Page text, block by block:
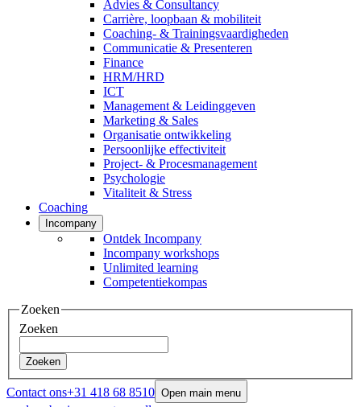
Advies & Consultancy
Carrière, loopbaan & mobiliteit
Coaching- & Trainingsvaardigheden
Communicatie & Presenteren
Finance
HRM/HRD
ICT
Management & Leidinggeven
Marketing & Sales
Organisatie ontwikkeling
Persoonlijke effectiviteit
Project- & Procesmanagement
Psychologie
Vitaliteit & Stress
Coaching
Incompany
Ontdek Incompany
Incompany workshops
Unlimited learning
Competentiekompas
Zoeken
Zoeken
Zoeken
Contact ons+31 418 68 8510 Open main menu